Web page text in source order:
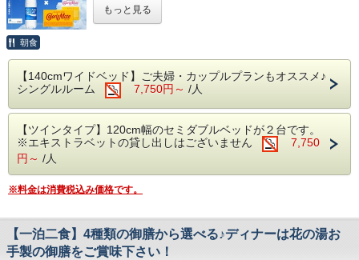
＜注意点＞
・各店舗へはマイカー及び公共交通機関でご移動ください。
・各店舗の営業日・休業日等はフロントにてご確認くださ
い。
・お部屋は最大5人までです。
■レストラン■
ご当地グルメの「富士宮やきそば」や和洋中のバリエーショ
ン豊富なお料理やおつまみやスイーツをご賞味ください。
※営業時間11：00～22：00 ラストオーダー／21:30
※午前6:00～9:00の間にお召しあがりください。
■無料駐車場■
☆━■
ホテルチェックイン時に、
・こちらのプランで宿泊予約のお客様に、
ポカリスエット（500㎖ペットボトル）×1本と
カロリーメイト（ブロックタイプまたはゼリータイプ）
＜注意点＞
・カロリーメイトのタイプ・味は選べません。
・プレゼントはチェックイン時ホテルフロントでのお渡しで
す。
・こちらのプランでのお申し込みで、プレゼント無しで宿泊
もっと見る
朝食
【140cmワイドベッド】ご夫婦・カップルプランもオススメ♪
シングルルーム
7,750円～ /人
【ツインタイプ】120cm幅のセミダブルベッドが２台です。
※エキストラベットの貸し出しはございません
7,750
円～ /人
※料金は消費税込み価格です。
【一泊二食】4種類の御膳から選べる♪ディナーは花の湯お
手製の御膳をご賞味下さい！